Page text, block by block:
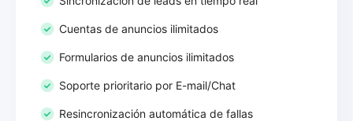
Cuentas de anuncios ilimitados
Formularios de anuncios ilimitados
Soporte prioritario por E-mail/Chat
Resincronización automática de fallas